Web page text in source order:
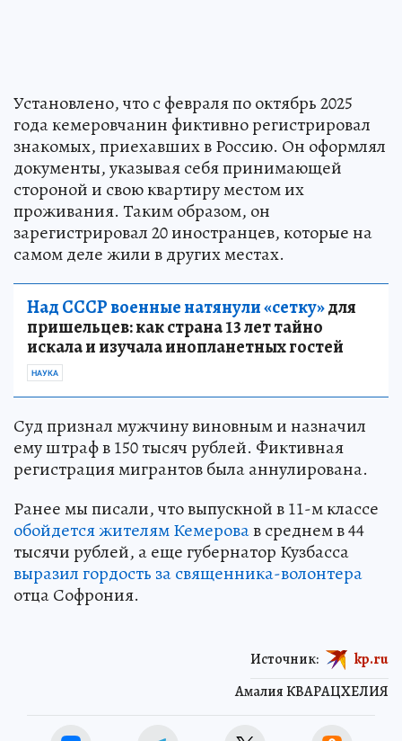
Установлено, что с февраля по октябрь 2025
года кемеровчанин фиктивно регистрировал
знакомых, приехавших в Россию. Он оформлял
документы, указывая себя принимающей
стороной и свою квартиру местом их
проживания. Таким образом, он
зарегистрировал 20 иностранцев, которые на
самом деле жили в других местах.
Над СССР военные натянули «сетку»для
пришельцев: как страна 13 лет тайно
искала и изучала инопланетных гостей
НАУКА
Суд признал мужчину виновным и назначил
ему штраф в 150 тысяч рублей. Фиктивная
регистрация мигрантов была аннулирована.
Ранее мы писали, что выпускной в 11-м классе
обойдется жителям Кемеровав среднем в 44
тысячи рублей, а еще губернатор Кузбасса
выразил гордость за священника-волонтера
отца Софрония.
Амалия КВАРАЦХЕЛИЯ
Источник: kp.ru